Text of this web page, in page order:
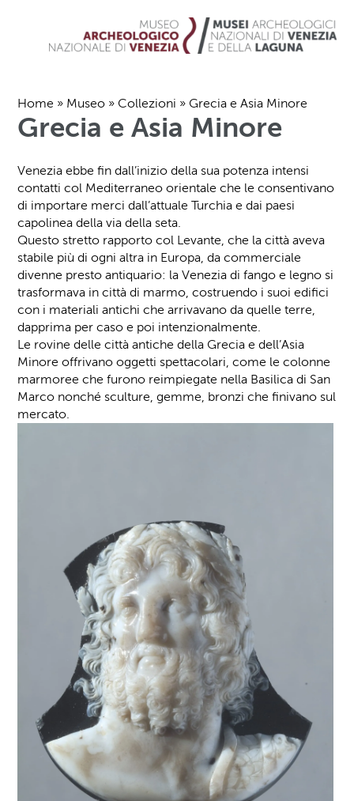
Home » Museo » Collezioni » Grecia e Asia Minore
Grecia e Asia Minore
Venezia ebbe fin dall’inizio della sua potenza intensi
contatti col Mediterraneo orientale che le consentivano
di importare merci dall’attuale Turchia e dai paesi
capolinea della via della seta.
Questo stretto rapporto col Levante, che la città aveva
stabile più di ogni altra in Europa, da commerciale
divenne presto antiquario: la Venezia di fango e legno si
trasformava in città di marmo, costruendo i suoi edifici
con i materiali antichi che arrivavano da quelle terre,
dapprima per caso e poi intenzionalmente.
Le rovine delle città antiche della Grecia e dell’Asia
Minore offrivano oggetti spettacolari, come le colonne
marmoree che furono reimpiegate nella Basilica di San
Marco nonché sculture, gemme, bronzi che finivano sul
mercato.